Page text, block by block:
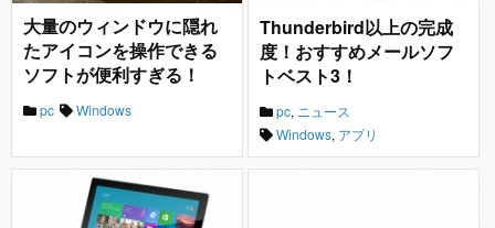
大量のウィンドウに隠れ
たアイコンを操作できる
ソフトが便利すぎる！
pc Windows
Thunderbird以上の完成
度！おすすめメールソフ
トベスト3！
pc, ニュース
Windows, アプリ